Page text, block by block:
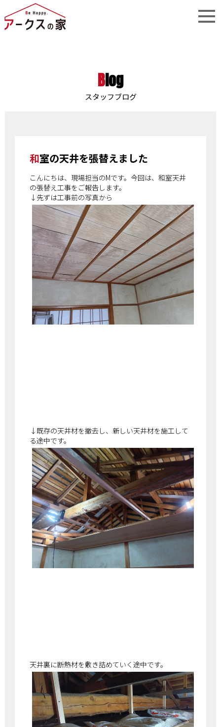
Blog
スタッフブログ
和室の天井を張替えました
こんにちは、現場担当のMです。今回は、和室天井
の張替え工事をご報告します。
↓先ずは工事前の写真から
↓既存の天井材を撤去し、新しい天井材を施工して
る途中です。
天井裏に断熱材を敷き詰めていく途中です。